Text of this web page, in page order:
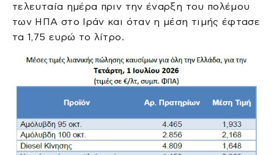
τελευταία ημέρα πριν την έναρξη του πολέμου
των ΗΠΑ στο Ιράν και όταν η μέση τιμής έφτασε
τα 1,75 ευρώ το λίτρο.